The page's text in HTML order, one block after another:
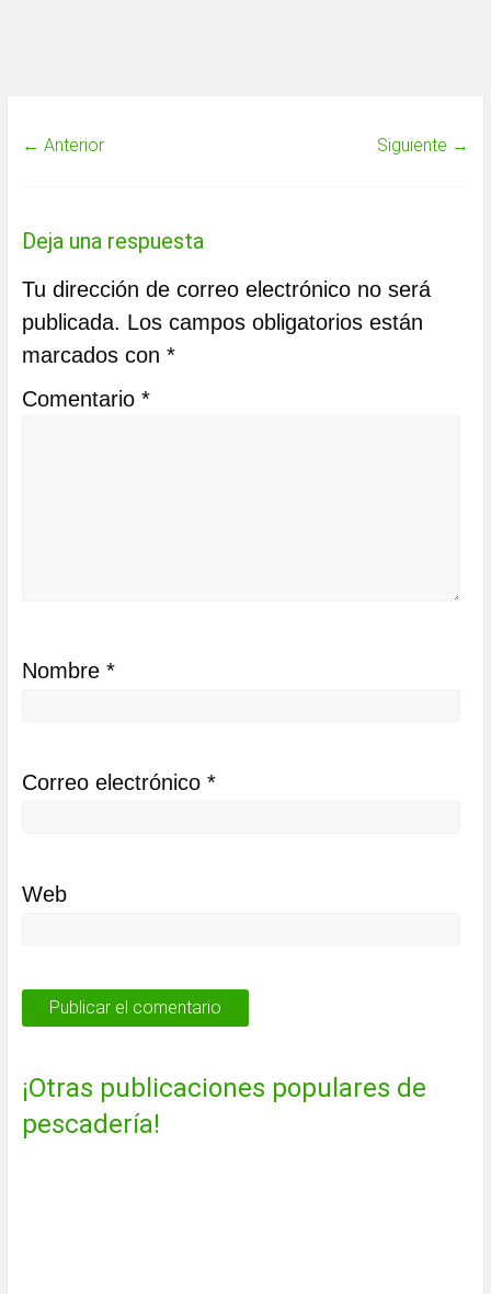
← Anterior Siguiente →
Deja una respuesta
Tu dirección de correo electrónico no será
publicada. Los campos obligatorios están
marcados con *
Comentario *
Nombre *
Correo electrónico *
Web
¡Otras publicaciones populares de
pescadería!